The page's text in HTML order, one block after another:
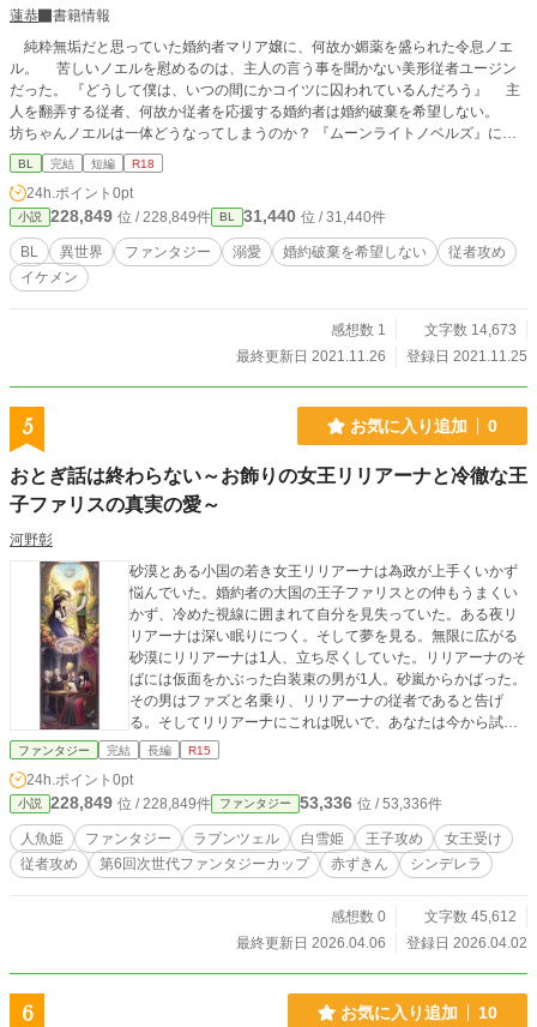
蓮恭
書籍情報
純粋無垢だと思っていた婚約者マリア嬢に、何故か媚薬を盛られた令息ノエ
ル。 苦しいノエルを慰めるのは、主人の言う事を聞かない美形従者ユージン
だった。 『どうして僕は、いつの間にかコイツに囚われているんだろう』 主
人を翻弄する従者、何故か従者を応援する婚約者は婚約破棄を希望しない。
坊ちゃんノエルは一体どうなってしまうのか？ 『ムーンライトノベルズ』にも
掲載中です。 こちらは他の作品と比べて、短めの作品となります。
BL 完結 短編 R18
24h.ポイント 0pt
小説 228,849 位 / 228,849件 BL 31,440 位 / 31,440件
BL 異世界 ファンタジー 溺愛 婚約破棄を希望しない
従者攻め
イケメン
感想数 1
文字数 14,673
最終更新日 2021.11.26
登録日 2021.11.25
5 お気に入り追加 0
おとぎ話は終わらない～お飾りの女王リリアーナと冷徹な王
子ファリスの真実の愛～
河野彰
砂漠とある小国の若き女王リリアーナは為政が上手くいかず
悩んでいた。婚約者の大国の王子ファリスとの仲もうまくい
かず、冷めた視線に囲まれて自分を見失っていた。ある夜リ
リアーナは深い眠りにつく。そして夢を見る。無限に広がる
砂漠にリリアーナは1人、立ち尽くしていた。リリアーナのそ
ばには仮面をかぶった白装束の男が1人。砂嵐からかばった。
その男はファズと名乗り、リリアーナの従者であると告げ
る。そしてリリアーナにこれは呪いで、あなたは今から試練
を受けなければならないと告げる。リリアーナはファズに助
ファンタジー 完結 長編 R15
24h.ポイント 0pt
小説 228,849 位 / 228,849件 ファンタジー 53,336 位 / 53,336件
人魚姫 ファンタジー ラプンツェル 白雪姫 王子攻め
女王受け
従者攻め
第6回次世代ファンタジーカップ 赤ずきん シンデレラ
感想数 0
文字数 45,612
最終更新日 2026.04.06
登録日 2026.04.02
6 お気に入り追加 10